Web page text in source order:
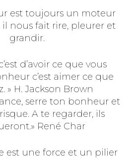
est toujours un moteur
il nous fait rire, pleurer et
grandir.
d’avoir ce que vous
c’est aimer ce que
» H. Jackson Brown
serre ton bonheur et
A te regarder, ils
René Char
est une force et un pilier